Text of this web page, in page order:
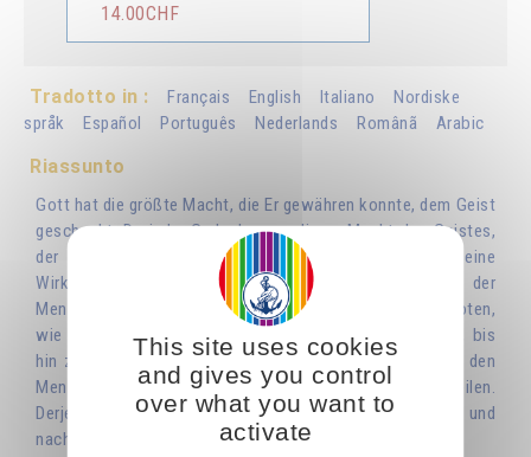
14.00CHF
Tradotto in : Français English Italiano
Nordiske
språk
Español Português Nederlands Românã Arabic
Riassunto
Gott hat die größte Macht, die Er gewähren konnte, dem Geist
geschenkt. Da jeder Gedanke von dieser Macht des Geistes,
der ihn erschuf, durchdrungen ist, hat er natürlich seine
Wirkung. Mit dieser Erkenntnis könnt ihr Wohltäter der
Menschheit werden. Jeder kann seine Gedanken wie Boten,
wie kleine lichtvolle Geshöpfe, durch den Raum senden, bis
hin zu den entferntesten Regionen und sie beauftragen, den
Menschen zu helfen, sie zu trösten, aufzuklären und zu heilen.
Derjenige, der diese Arbeit bewußt vollzieht, dringt nach und
nach in die Geheimnisse der göttlichen Schöpfung ein.
This site uses cookies
and gives you control
over what you want to
activate